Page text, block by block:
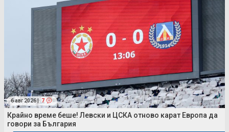
6 авг 2026 | 7
Крайно време беше! Левски и ЦСКА отново карат Европа да
говори за България